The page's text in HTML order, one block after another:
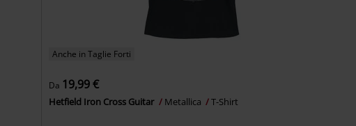
Anche in Taglie Forti
Da 19,99 €
Hetfield Iron Cross Guitar Metallica T-Shirt